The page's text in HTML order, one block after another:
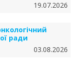
19.07.2026
ради
03.08.2026